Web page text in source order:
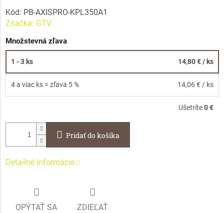
Kód: PB-AXISPRO-KPL350A1
Značka: GTV
Množstevná zľava
1 - 3 ks 14,80 €/ ks
4 a viac ks = zľava 5 % 14,06 € / ks
Ušetríte0 €
Pridať do košíka
Detailné informácie
OPÝTAŤ SA ZDIEĽAŤ